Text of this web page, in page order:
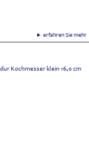
► erfahren Sie